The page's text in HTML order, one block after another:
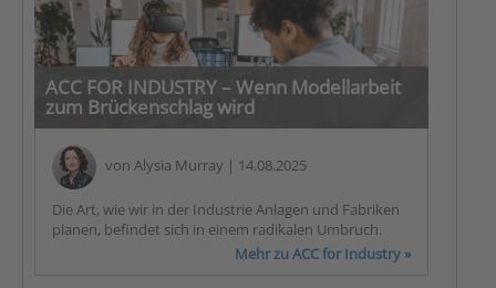
ACC FOR INDUSTRY – Wenn Modellarbeit
zum Brückenschlag wird
von Alysia Murray | 14.08.2025
Die Art, wie wir in der Industrie Anlagen und Fabriken
planen, befindet sich in einem radikalen Umbruch.
Mehr zu ACC for Industry »